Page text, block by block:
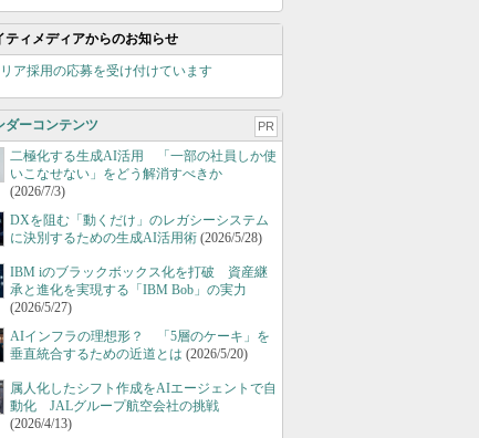
ティメディアからのお知らせ
ア採用の応募を受け付けています
ダーコンテンツ PR
二極化する生成AI活用 「一部の社員しか使
いこなせない」をどう解消すべきか
(2026/7/3)
DXを阻む「動くだけ」のレガシーシステム
に決別するための生成AI活用術 (2026/5/28)
IBM iのブラックボックス化を打破 資産継
承と進化を実現する「IBM Bob」の実力
(2026/5/27)
AIインフラの理想形？ 「5層のケーキ」を
垂直統合するための近道とは (2026/5/20)
属人化したシフト作成をAIエージェントで自
動化 JALグループ航空会社の挑戦
(2026/4/13)